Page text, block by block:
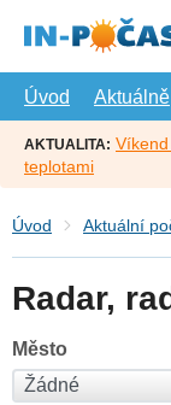
hlavní
Úvod
Aktuálně
AKTUALITA:
teplotami
Úvod Aktuální
Radar,
Město